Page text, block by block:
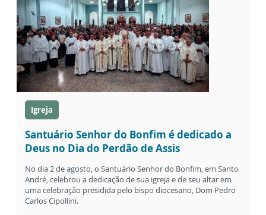
Igreja
Santuário Senhor do Bonfim é dedicado a
Deus no Dia do Perdão de Assis
No dia 2 de agosto, o Santuário Senhor do Bonfim, em Santo
André, celebrou a dedicação de sua igreja e de seu altar em
uma celebração presidida pelo bispo diocesano, Dom Pedro
Carlos Cipollini.